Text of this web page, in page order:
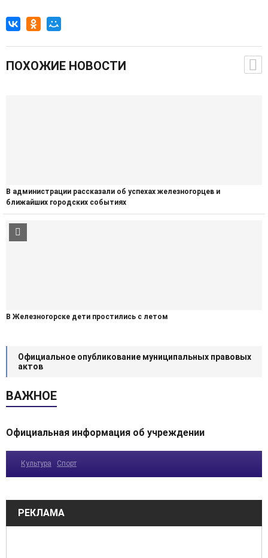
ПОХОЖИЕ НОВОСТИ
В администрации рассказали об успехах железногорцев и
ближайших городских событиях
В Железногорске дети простились с летом
Официальное опубликование муниципальных правовых
актов
ВАЖНОЕ
Официальная информация об учреждении
Культура Спорт
РЕКЛАМА